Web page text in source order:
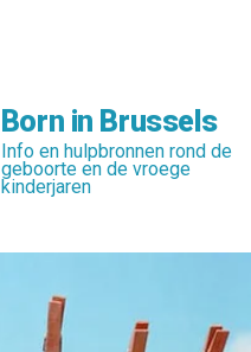
Born in Brussels
Info en hulpbronnen rond de
geboorte en de vroege
kinderjaren